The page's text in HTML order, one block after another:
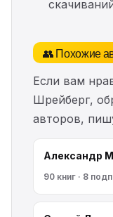
👥 Похожие
Если вам
Шрейберг,
авторов,
Александр
90 книг · 8